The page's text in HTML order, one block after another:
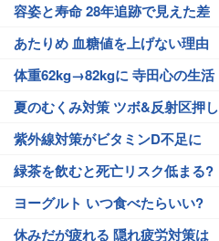
容姿と寿命 28年追跡で見えた差
あたりめ 血糖値を上げない理由
体重62kg→82kgに 寺田心の生活
夏のむくみ対策 ツボ&反射区押し
紫外線対策がビタミンD不足に
緑茶を飲むと死亡リスク低まる?
ヨーグルト いつ食べたらいい?
休みだが疲れる 隠れ疲労対策は